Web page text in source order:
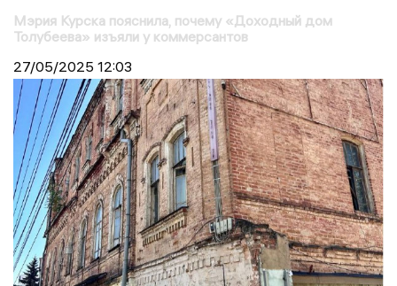
Мэрия Курска пояснила, почему «Доходный дом
Толубеева» изъяли у коммерсантов
27/05/2025 12:03